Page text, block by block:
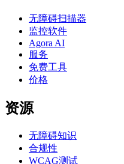
无障碍扫描器
监控软件
Agora AI
服务
免费工具
价格
资源
无障碍知识
合规性
WCAG测试